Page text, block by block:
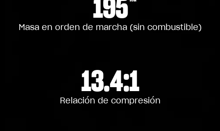
195
Masa en orden de marcha (sin combustible)
13.4:1
Relación de compresión